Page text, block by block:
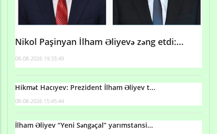
Nikol Paşinyan İlham Əliyevə zəng etdi:...
08-08-2026 19:33:49
Hikmət Hacıyev: Prezident İlham Əliyev t...
08-08-2026 15:45:44
İlham Əliyev “Yeni Səngəçal” yarımstansi...